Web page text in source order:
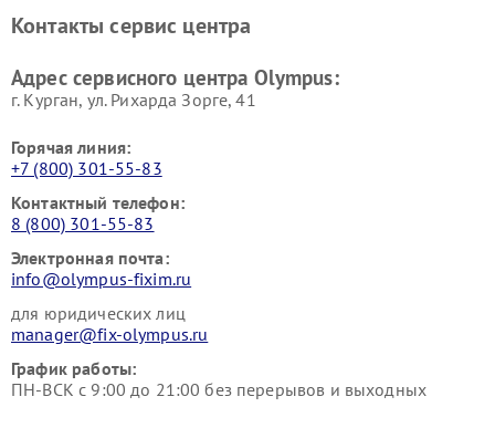
Контакты сервис центра
Адрес сервисного центра Olympus:
г. Курган, ул. Рихарда Зорге, 41
Горячая линия:
+7 (800) 301-55-83
Контактный телефон:
8 (800) 301-55-83
Электронная почта:
info@olympus-fixim.ru
для юридических лиц
manager@fix-olympus.ru
График работы:
ПН-ВСК с 9:00 до 21:00 без перерывов и выходных